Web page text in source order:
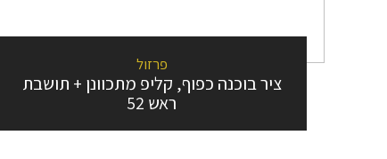
פרזול
ציר בוכנה כפוף, קליפ מתכוונן + תושבת
ראש 52